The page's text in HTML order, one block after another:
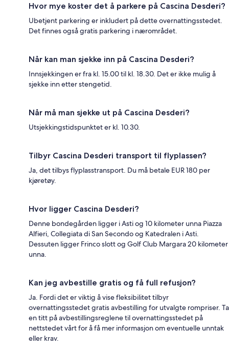
Hvor mye koster det å parkere på Cascina Desderi?
Ubetjent parkering er inkludert på dette overnattingsstedet.
Det finnes også gratis parkering i nærområdet.
Når kan man sjekke inn på Cascina Desderi?
Innsjekkingen er fra kl. 15.00 til kl. 18.30. Det er ikke mulig å
sjekke inn etter stengetid.
Når må man sjekke ut på Cascina Desderi?
Utsjekkingstidspunktet er kl. 10.30.
Tilbyr Cascina Desderi transport til flyplassen?
Ja, det tilbys flyplasstransport. Du må betale EUR 180 per
kjøretøy.
Hvor ligger Cascina Desderi?
Denne bondegården ligger i Asti og 10 kilometer unna Piazza
Alfieri, Collegiata di San Secondo og Katedralen i Asti.
Dessuten ligger Frinco slott og Golf Club Margara 20 kilometer
unna.
Kan jeg avbestille gratis og få full refusjon?
Ja. Fordi det er viktig å vise fleksibilitet tilbyr
overnattingsstedet gratis avbestilling for utvalgte rompriser. Ta
en titt på avbestillingsreglene til overnattingsstedet på
nettstedet vårt for å få mer informasjon om eventuelle unntak
eller krav.